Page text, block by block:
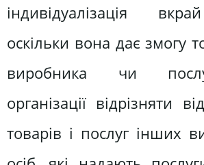
індивідуалізація
оскільки вона дає змогу
виробника чи
організації відрізняти
товарів і послуг інших